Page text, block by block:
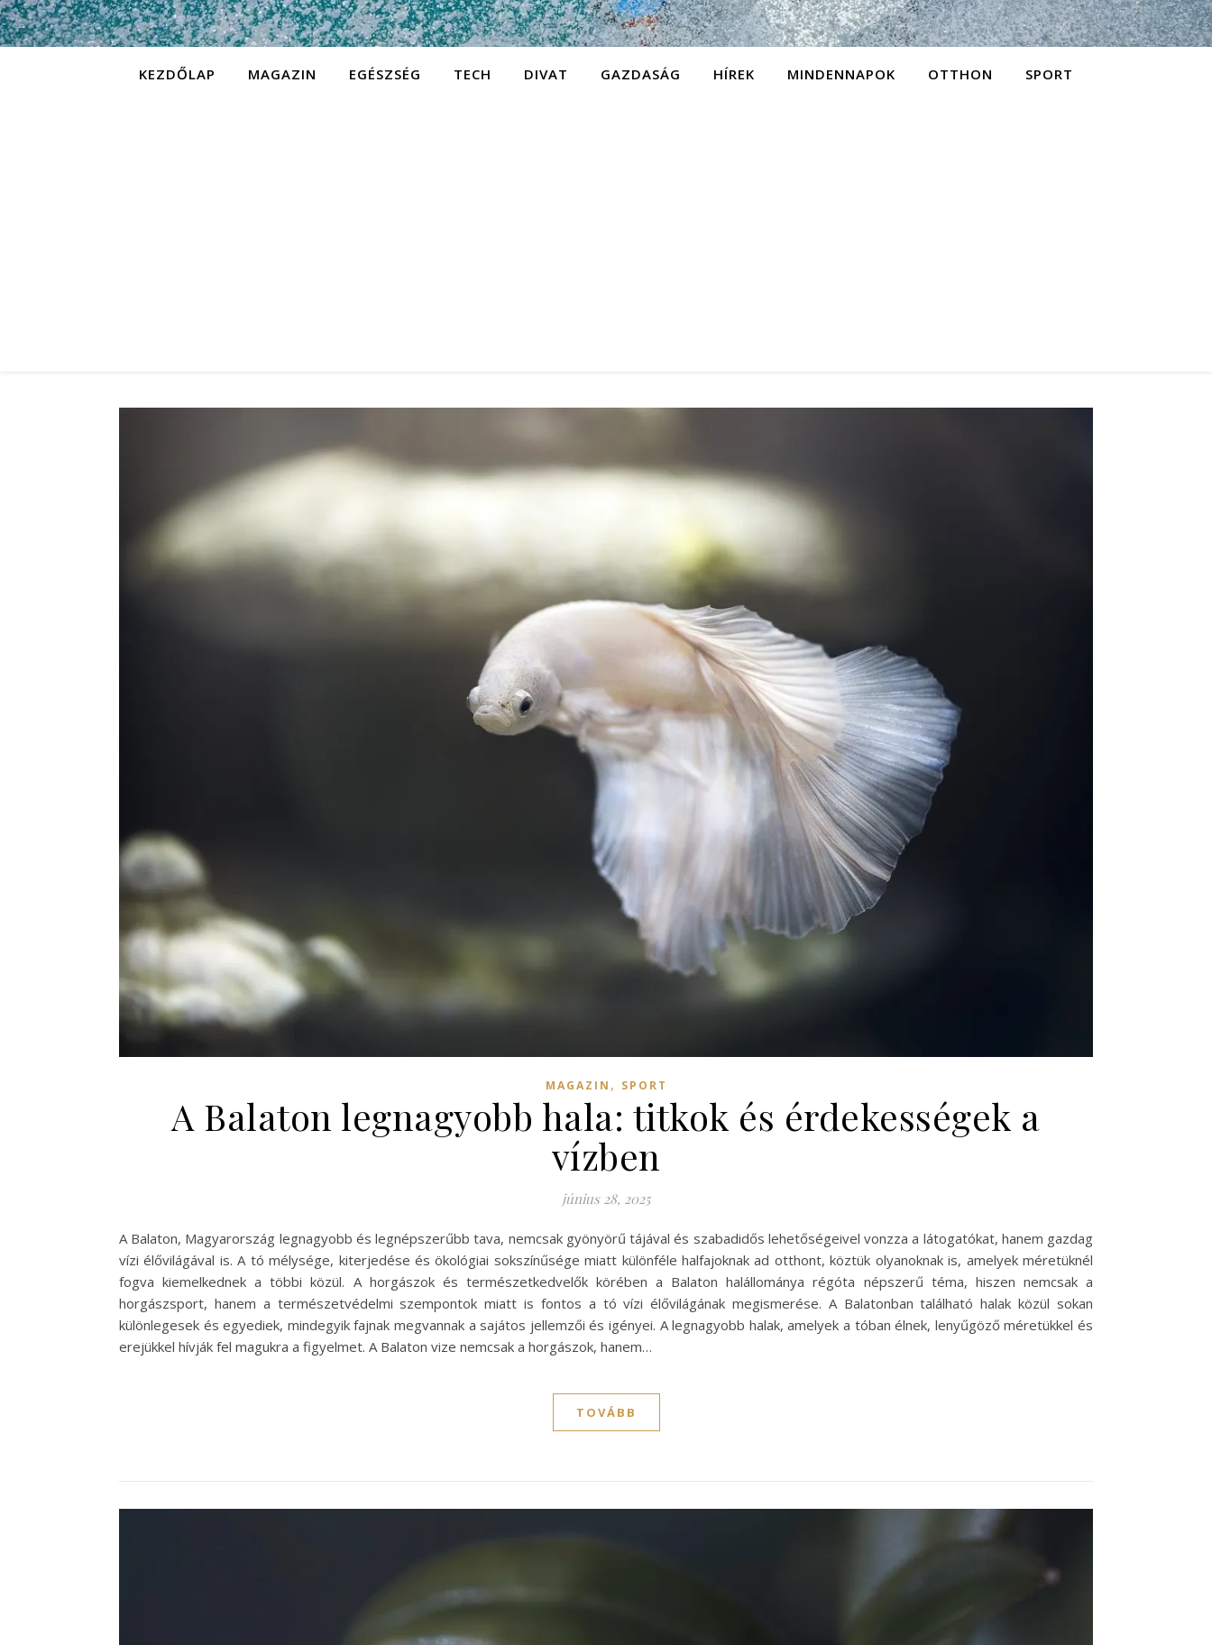
KEZDŐLAP MAGAZIN EGÉSZSÉG TECH DIVAT GAZDASÁG HÍREK MINDENNAPOK OTTHON SPORT
MAGAZIN , SPORT
A Balaton legnagyobb hala: titkok és érdekességek a
vízben
június 28, 2025
A Balaton, Magyarország legnagyobb és legnépszerűbb tava, nemcsak gyönyörű tájával és szabadidős lehetőségeivel vonzza a látogatókat, hanem gazdag
vízi élővilágával is. A tó mélysége, kiterjedése és ökológiai sokszínűsége miatt különféle halfajoknak ad otthont, köztük olyanoknak is, amelyek méretüknél
fogva kiemelkednek a többi közül. A horgászok és természetkedvelők körében a Balaton halállománya régóta népszerű téma, hiszen nemcsak a
horgászsport, hanem a természetvédelmi szempontok miatt is fontos a tó vízi élővilágának megismerése. A Balatonban található halak közül sokan
különlegesek és egyediek, mindegyik fajnak megvannak a sajátos jellemzői és igényei. A legnagyobb halak, amelyek a tóban élnek, lenyűgöző méretükkel és
erejükkel hívják fel magukra a figyelmet. A Balaton vize nemcsak a horgászok, hanem…
TOVÁBB